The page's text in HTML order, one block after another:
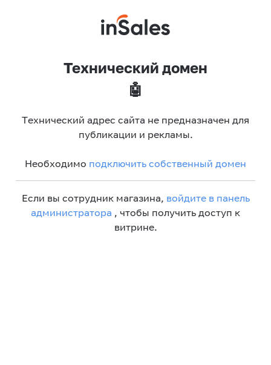
Технический домен
🤖
Технический адрес сайта не предназначен для
публикации и рекламы.
Необходимо подключить собственный домен
Если вы сотрудник магазина, войдите в панель
администратора , чтобы получить доступ к
витрине.